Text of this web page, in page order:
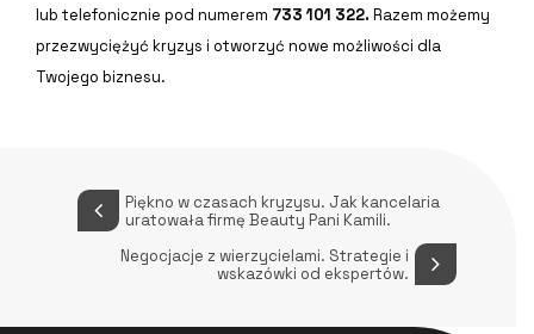
lub telefonicznie pod numerem 733 101 322.Razem możemy
przezwyciężyć kryzys i otworzyć nowe możliwości dla
Twojego biznesu.
Piękno w czasach kryzysu. Jak kancelaria
uratowała firmę Beauty Pani Kamili.
Negocjacje z wierzycielami. Strategie i
wskazówki od ekspertów.